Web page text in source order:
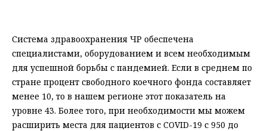
Система здравоохранения ЧР обеспечена
специалистами, оборудованием и всем необходимым
для успешной борьбы с пандемией. Если в среднем по
стране процент свободного коечного фонда составляет
менее 10, то в нашем регионе этот показатель на
уровне 43. Более того, при необходимости мы можем
расширить места для пациентов с COVID-19 с 950 до